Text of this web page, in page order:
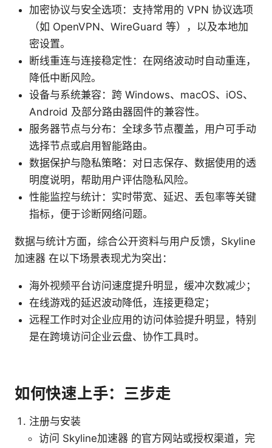
加密协议与安全选项：支持常用的 VPN 协议选项
（如 OpenVPN、WireGuard 等），以及本地加
密设置。
断线重连与连接稳定性：在网络波动时自动重连，
降低中断风险。
设备与系统兼容：跨 Windows、macOS、iOS、
Android 及部分路由器固件的兼容性。
服务器节点与分布：全球多节点覆盖，用户可手动
选择节点或启用智能路由。
数据保护与隐私策略：对日志保存、数据使用的透
明度说明，帮助用户评估隐私风险。
性能监控与统计：实时带宽、延迟、丢包率等关键
指标，便于诊断网络问题。
数据与统计方面，综合公开资料与用户反馈，Skyline
加速器 在以下场景表现尤为突出：
海外视频平台访问速度提升明显，缓冲次数减少；
在线游戏的延迟波动降低，连接更稳定；
远程工作时对企业应用的访问体验提升明显，特别
是在跨境访问企业云盘、协作工具时。
如何快速上手：三步走
注册与安装
访问 Skyline加速器 的官方网站或授权渠道，完